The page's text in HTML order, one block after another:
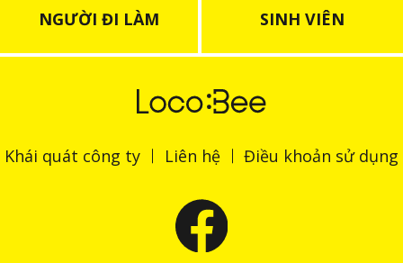
NGƯỜI ĐI LÀM SINH VIÊN
Khái quát công ty Liên hệ Điều khoản sử dụng